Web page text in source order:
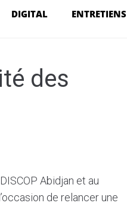
DIGITAL ENTRETIENS
des
Abidjan et au
de relancer une